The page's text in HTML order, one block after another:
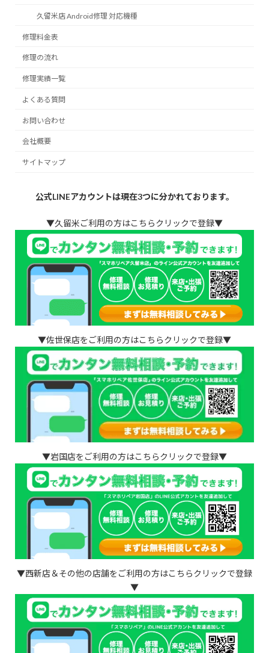
久留米店 Android修理 対応機種
修理料金表
修理の流れ
修理実績一覧
よくある質問
お問い合わせ
会社概要
サイトマップ
公式LINEアカウントは現在3つに分かれております。
▼久留米ご利用の方はこちらクリックで登録▼
▼佐世保店をご利用の方はこちらクリックで登録▼
▼岩国店をご利用の方はこちらクリックで登録▼
▼西新店＆その他の店舗をご利用の方はこちらクリックで登録
▼